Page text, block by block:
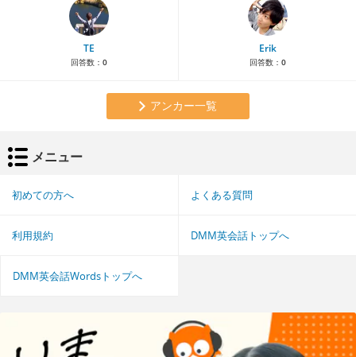
TE
回答数： 0
Erik
回答数： 0
アンカー一覧
メニュー
初めての方へ よくある質問
利用規約 DMM英会話トップへ
DMM英会話Wordsトップへ